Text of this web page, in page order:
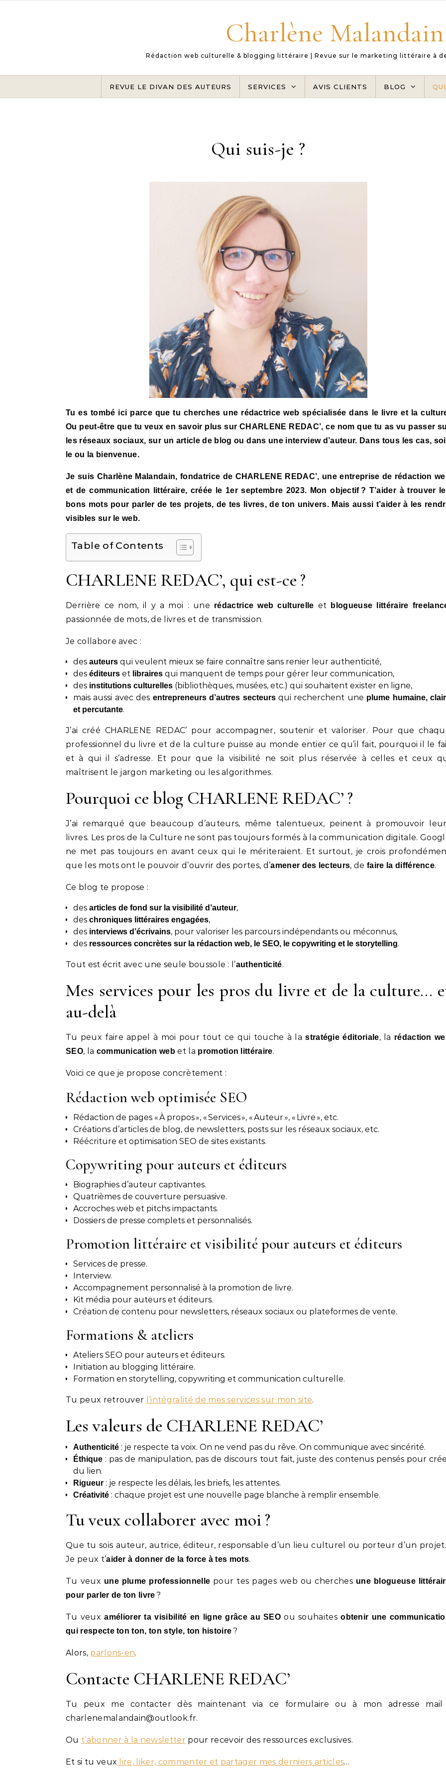
Charlène Malandain
Rédaction web culturelle & blogging littéraire | Revue sur le marketing littéraire à
REVUE LE DIVAN DES AUTEURS SERVICES AVIS CLIENTS BLOG
Qui suis-je ?
Tu es tombé ici parce que tu cherches une rédactrice web spécialisée dans le livre et la
Ou peut-être que tu veux en savoir plus sur CHARLENE REDAC’, ce nom que tu as vu passer
les réseaux sociaux, sur un article de blog ou dans une interview d’auteur. Dans tous les cas,
le ou la bienvenue.
Je suis Charlène Malandain, fondatrice de CHARLENE REDAC’, une entreprise de rédaction
et de communication littéraire, créée le 1er septembre 2023. Mon objectif ? T’aider à trouver
bons mots pour parler de tes projets, de tes livres, de ton univers. Mais aussi t’aider à les
visibles sur le web.
Table of Contents
CHARLENE REDAC’, qui est-ce ?
Derrière ce nom, il y a moi : une rédactrice web culturelle et blogueuse littéraire
passionnée de mots, de livres et de transmission.
Je collabore avec :
des auteurs qui veulent mieux se faire connaître sans renier leur authenticité,
des éditeurs et libraires qui manquent de temps pour gérer leur communication,
des institutions culturelles (bibliothèques, musées, etc.) qui souhaitent exister en ligne,
mais aussi avec des entrepreneurs d’autres secteursqui recherchent une plume humaine,
et percutante.
J’ai créé CHARLENE REDAC’ pour accompagner, soutenir et valoriser. Pour que
professionnel du livre et de la culture puisse au monde entier ce qu’il fait, pourquoi il le
et à qui il s’adresse. Et pour que la visibilité ne soit plus réservée à celles et ceux
maîtrisent le jargon marketing ou les algorithmes.
Pourquoi ce blog CHARLENE REDAC’ ?
J’ai remarqué que beaucoup d’auteurs, même talentueux, peinent à promouvoir
livres. Les pros de la Culture ne sont pas toujours formés à la communication digitale.
ne met pas toujours en avant ceux qui le mériteraient. Et surtout, je crois
que les mots ont le pouvoir d’ouvrir des portes, d’amener des lecteurs, defaire la différence.
Ce blog te propose :
des articles de fond sur la visibilité d’auteur,
des chroniques littéraires engagées,
des interviews d’écrivains, pour valoriser les parcours indépendants ou méconnus,
des ressources concrètes sur la rédaction web, le SEO, le copywriting et le storytelling.
Tout est écrit avec une seule boussole : l’authenticité.
Mes services pour les pros du livre et de la culture…
au-delà
Tu peux faire appel à moi pour tout ce qui touche à lastratégie éditoriale, la rédaction
SEO, la communication web et la promotion littéraire.
Voici ce que je propose concrètement :
Rédaction web optimisée SEO
Rédaction de pages « À propos », « Services », « Auteur », « Livre », etc.
Créations d’articles de blog, de newsletters, posts sur les réseaux sociaux, etc.
Réécriture et optimisation SEO de sites existants.
Copywriting pour auteurs et éditeurs
Biographies d’auteur captivantes.
Quatrièmes de couverture persuasive.
Accroches web et pitchs impactants.
Dossiers de presse complets et personnalisés.
Promotion littéraire et visibilité pour auteurs et éditeurs
Services de presse.
Interview.
Accompagnement personnalisé à la promotion de livre.
Kit média pour auteurs et éditeurs.
Création de contenu pour newsletters, réseaux sociaux ou plateformes de vente.
Formations & ateliers
Ateliers SEO pour auteurs et éditeurs.
Initiation au blogging littéraire.
Formation en storytelling, copywriting et communication culturelle.
Tu peux retrouver l’intégralité de mes services sur mon site.
Les valeurs de CHARLENE REDAC’
Authenticité : je respecte ta voix. On ne vend pas du rêve. On communique avec sincérité.
Éthique : pas de manipulation, pas de discours tout fait, juste des contenus pensés pour
du lien.
Rigueur : je respecte les délais, les briefs, les attentes.
Créativité : chaque projet est une nouvelle page blanche à remplir ensemble.
Tu veux collaborer avec moi ?
Que tu sois auteur, autrice, éditeur, responsable d’un lieu culturel ou porteur d’un
Je peux t’aider à donner de la force à tes mots.
Tu veux une plume professionnelle pour tes pages web ou cherches une blogueuse
pour parler de ton livre?
Tu veuxaméliorer ta visibilité en ligne grâce au SEO ou souhaitesobtenir une
qui respecte ton ton, ton style, ton histoire?
Alors, parlons-en.
Contacte CHARLENE REDAC’
Tu peux me contacter dès maintenant via ce formulaire ou à mon adresse mail
charlenemalandain@outlook.fr.
Ou t’abonner à la newsletter pour recevoir des ressources exclusives.
Et si tu veux lire, liker, commenter et partager mes derniers articles…